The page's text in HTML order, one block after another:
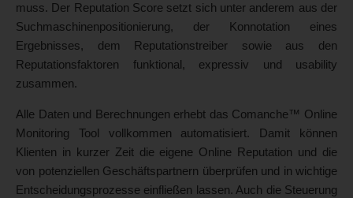
muss. Der Reputation Score setzt sich unter anderem aus der
Suchmaschinenpositionierung, der Konnotation eines
Ergebnisses, dem Reputationstreiber sowie aus den
Reputationsfaktoren funktional, expressiv und usability
zusammen.
Alle Daten und Berechnungen erhebt das Comanche™ Online
Monitoring Tool vollkommen automatisiert. Damit können
Klienten in kurzer Zeit die eigene Online Reputation und die
von potenziellen Geschäftspartnern überprüfen und in wichtige
Entscheidungsprozesse einfließen lassen. Auch die Steuerung